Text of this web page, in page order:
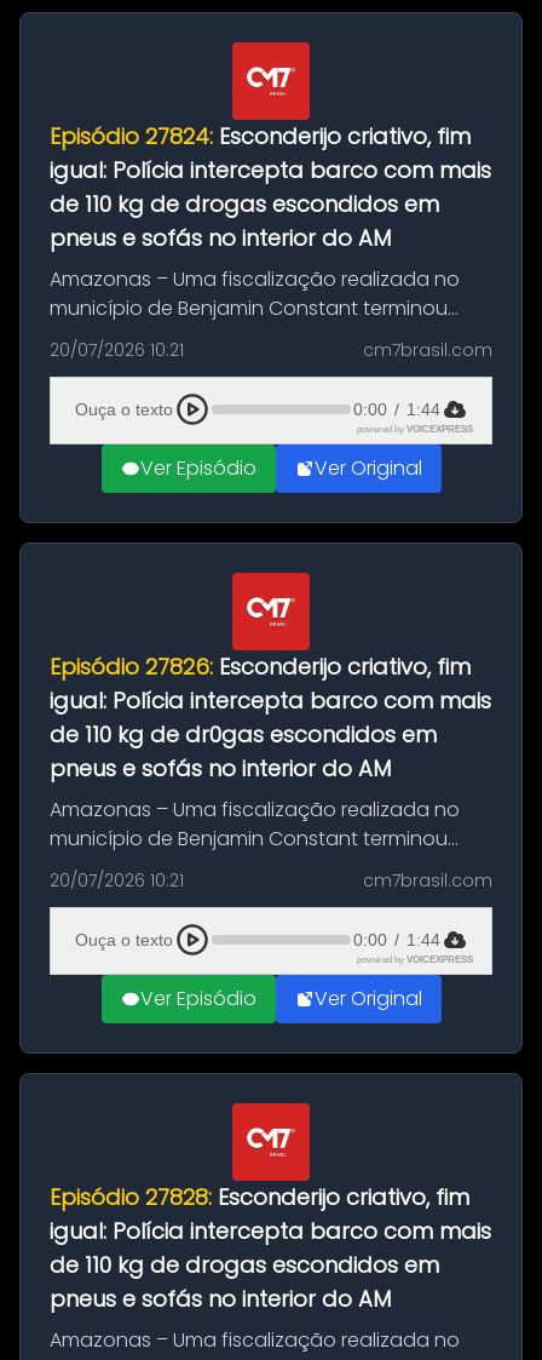
Episódio 27824: Esconderijo criativo, fim
igual: Polícia intercepta barco com mais
de 110 kg de drogas escondidos em
pneus e sofás no interior do AM
Amazonas – Uma fiscalização realizada no
município de Benjamin Constant terminou
com a apreensão de aproximadamente 115
quilos de entorpecentes em uma
embarcação atracada no porto da cidade. O
materia...
20/07/2026 10:21 cm7brasil.com
Ouça o texto 0:00 / 1:44
powered by VOICEXPRESS
Ver Episódio Ver Original
Episódio 27826: Esconderijo criativo, fim
igual: Polícia intercepta barco com mais
de 110 kg de dr0gas escondidos em
pneus e sofás no interior do AM
Amazonas – Uma fiscalização realizada no
município de Benjamin Constant terminou
com a apreensão de aproximadamente 115
quilos de entorpecentes em uma
embarcação atracada no porto da cidade. O
materia...
20/07/2026 10:21 cm7brasil.com
Ouça o texto 0:00 / 1:44
powered by VOICEXPRESS
Ver Episódio Ver Original
Episódio 27828: Esconderijo criativo, fim
igual: Polícia intercepta barco com mais
de 110 kg de drogas escondidos em
pneus e sofás no interior do AM
Amazonas – Uma fiscalização realizada no